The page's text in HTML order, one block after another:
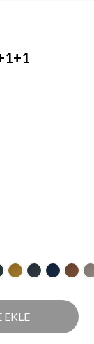
EKLE